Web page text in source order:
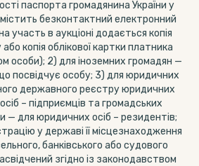
паспорта громадянина України у
безконтактний електронний
участь в аукціоні додається копія
копія облікової картки платника
особи); 2) для іноземних громадян —
посвідчує особу; 3) для юридичних
державного реєстру юридичних
– підприємців та громадських
— для юридичних осіб – резидентів;
у державі її місцезнаходження
банківського або судового
згідно із законодавством